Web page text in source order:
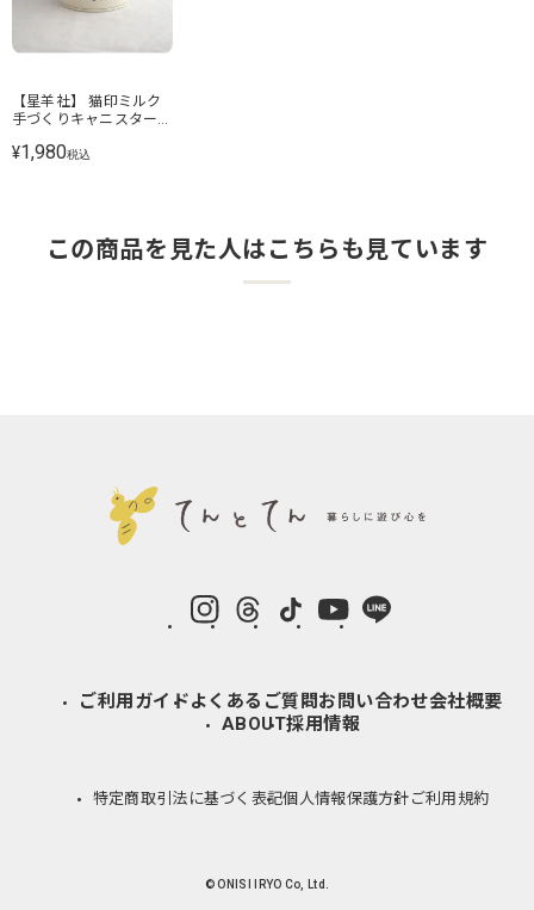
【星羊社】 猫印ミルク
手づくりキャニスター
¥1,980税込
この商品を見た人はこちらも見ています
instagramThreads LINE
ご利用ガイドよくあるご質問 お問い合わせ会社概要
ABOUT採用情報
特定商取引法に基づく表記個人情報保護方針 ご利用規約
© ONISI IRYO Co, Ltd.